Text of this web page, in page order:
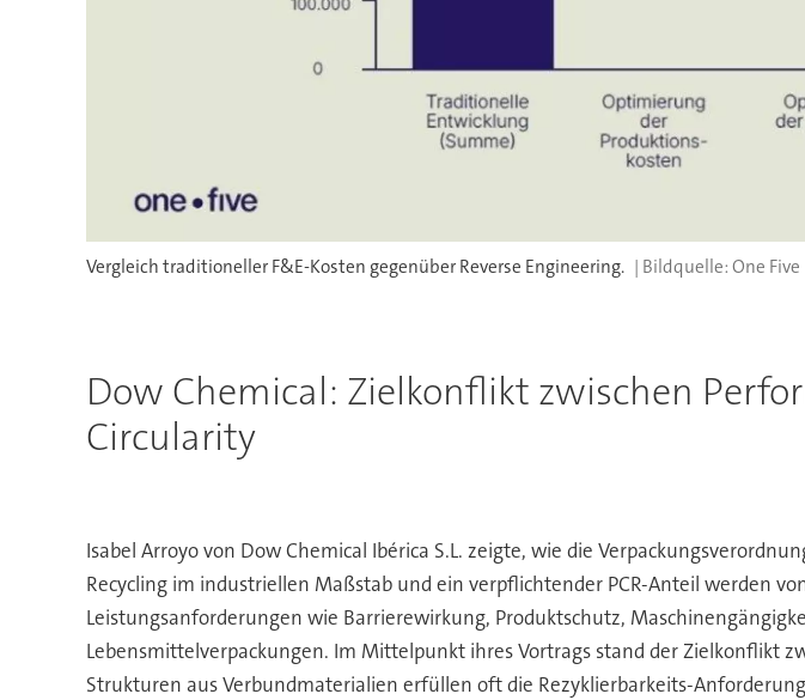
Vergleich traditioneller F&E-Kosten gegenüber Reverse Engineering. One Five
Dow Chemical: Zielkonflikt zwischen
Circularity
Isabel Arroyo von Dow Chemical Ibérica S.L. zeigte, wie die
Recycling im industriellen Maßstab und ein verpflichtender PCR-Anteil werden
Leistungsanforderungen wie Barrierewirkung, Produktschutz,
Lebensmittelverpackungen. Im Mittelpunkt ihres Vortrags stand der Zielkonflikt
Strukturen aus Verbundmaterialien erfüllen oft die Rezyklierbarkeits-